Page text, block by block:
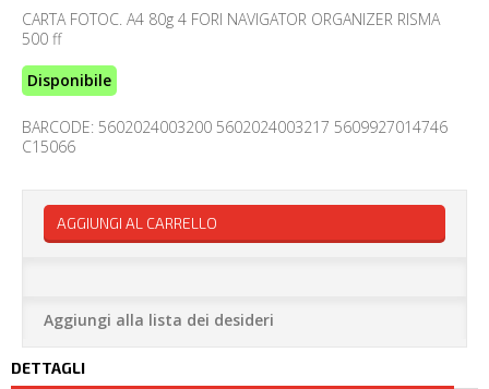
CARTA FOTOC. A4 80g 4 FORI NAVIGATOR ORGANIZER RISMA
500 ff
Disponibile
BARCODE: 5602024003200 5602024003217 5609927014746
C15066
AGGIUNGI AL CARRELLO
Aggiungi alla lista dei desideri
DETTAGLI